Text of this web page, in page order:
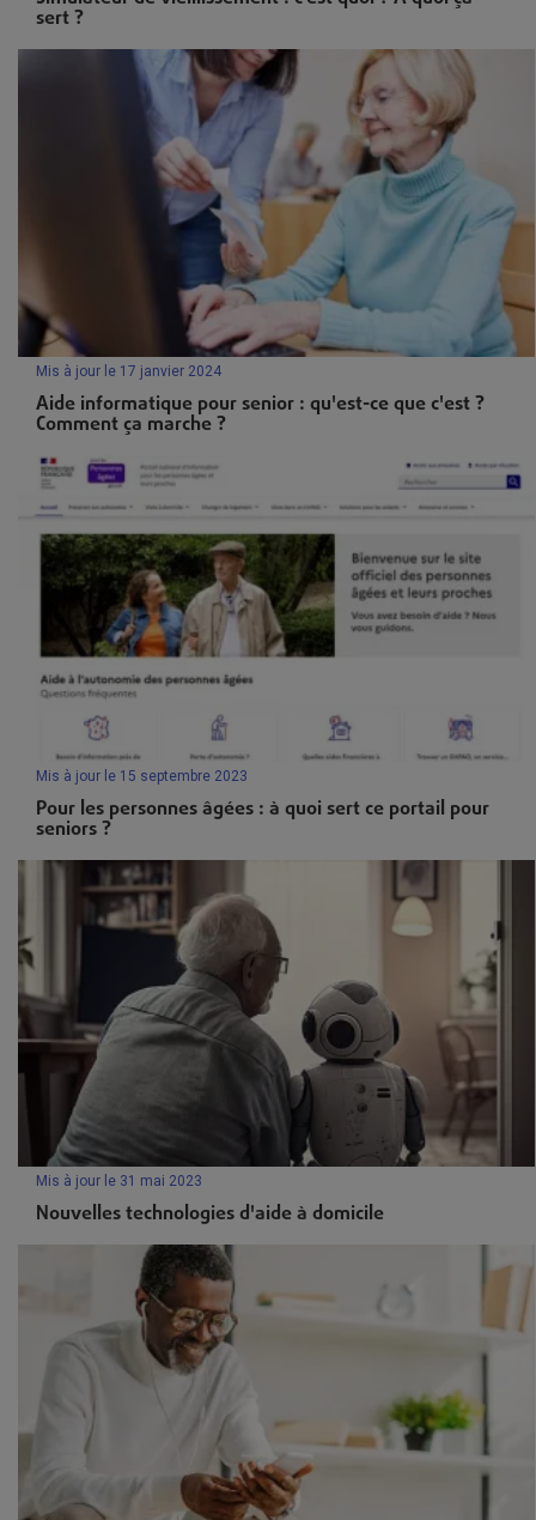
sert ?
Mis à jour le 17 janvier 2024
Aide informatique pour senior : qu'est-ce que c'est ?
Comment ça marche ?
Mis à jour le 15 septembre 2023
Pour les personnes âgées : à quoi sert ce portail pour
seniors ?
Mis à jour le 31 mai 2023
Nouvelles technologies d'aide à domicile